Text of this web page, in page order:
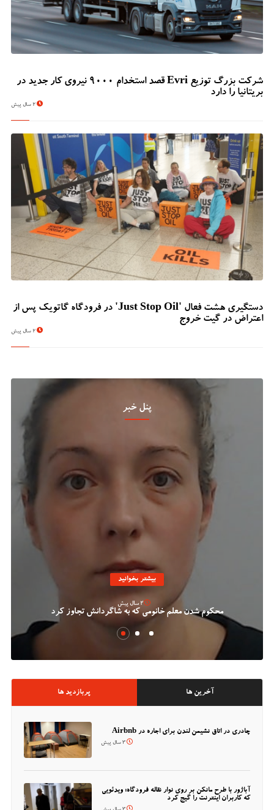
شرکت بزرگ توزیع Evri قصد استخدام ۹۰۰۰ نیروی کار جدید در
بریتانیا را دارد
2 سال پیش
دستگیری هشت فعال 'Just Stop Oil' در فرودگاه گاتویک پس از
اعتراض در گیت خروج
2 سال پیش
پنل خبر
بیشتر بخوانید
محکوم شدن معلم خانومی که به شاگردانش تجاوز کرد
2 سال پیش
پربازدید ها آخرین ها
چادری در اتاق نشیمن لندن برای اجاره در Airbnb
3 سال پیش
آباژور با طرح مانکن بر روی نوار نقاله فرودگاه؛ ویدئویی
که کاربران اینترنت را گیج کرد